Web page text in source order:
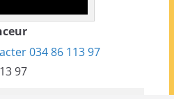
034 86 113 97
97